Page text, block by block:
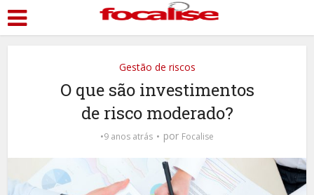
Gestão de riscos
O que são investimentos
de risco moderado?
9 anos atrás por Focalise